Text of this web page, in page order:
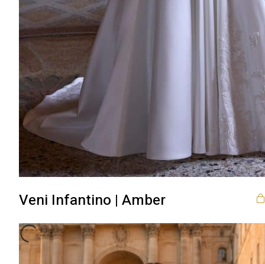
Veni Infantino | Amber